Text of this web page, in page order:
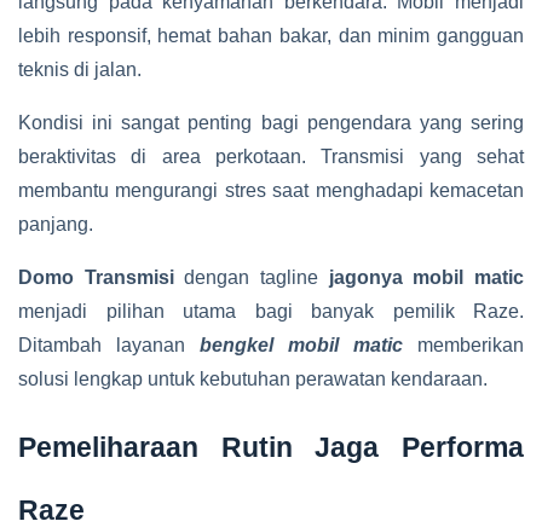
lebih responsif, hemat bahan bakar, dan minim gangguan
teknis di jalan.
Kondisi ini sangat penting bagi pengendara yang sering
beraktivitas di area perkotaan. Transmisi yang sehat
membantu mengurangi stres saat menghadapi kemacetan
panjang.
Domo Transmisidengan tagline jagonya mobil matic
menjadi pilihan utama bagi banyak pemilik Raze.
Ditambah layanan bengkel mobil matic memberikan
solusi lengkap untuk kebutuhan perawatan kendaraan.
Pemeliharaan Rutin Jaga Performa
Raze